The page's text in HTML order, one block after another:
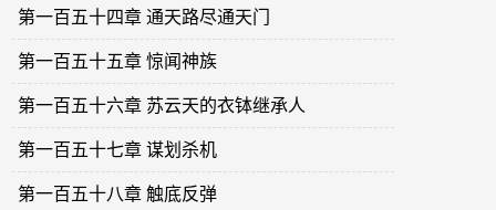
第一百五十四章 通天路尽通天门
第一百五十五章 惊闻神族
第一百五十六章 苏云天的衣钵继承人
第一百五十七章 谋划杀机
第一百五十八章 触底反弹